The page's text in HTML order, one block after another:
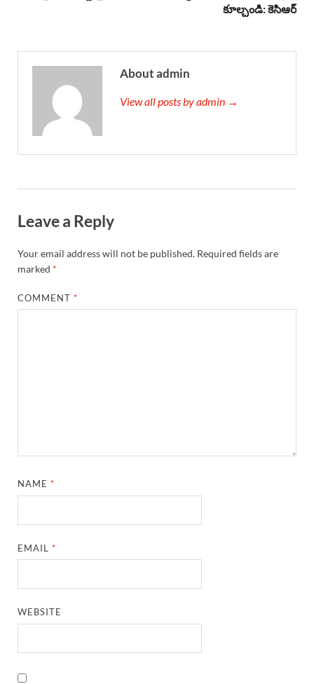
కూల్చండి: కెసిఆర్
About admin
View all posts by admin →
Leave a Reply
Your email address will not be published. Required fields are
marked *
COMMENT*
NAME*
EMAIL*
WEBSITE